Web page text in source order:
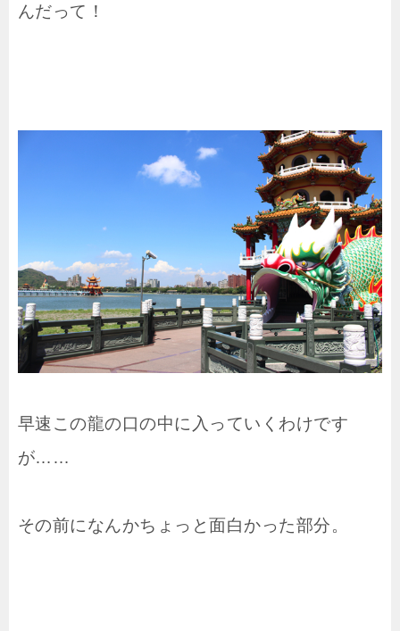
んだって！
早速この龍の口の中に入っていくわけです
が……
その前になんかちょっと面白かった部分。